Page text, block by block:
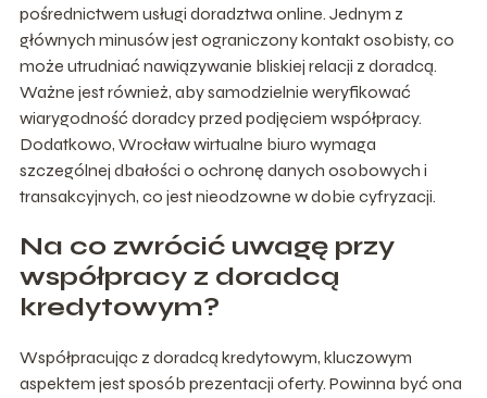
pośrednictwem usługi doradztwa online. Jednym z
głównych minusów jest ograniczony kontakt osobisty, co
może utrudniać nawiązywanie bliskiej relacji z doradcą.
Ważne jest również, aby samodzielnie weryfikować
wiarygodność doradcy przed podjęciem współpracy.
Dodatkowo, Wrocław wirtualne biuro wymaga
szczególnej dbałości o ochronę danych osobowych i
transakcyjnych, co jest nieodzowne w dobie cyfryzacji.
Na co zwrócić uwagę przy
współpracy z doradcą
kredytowym?
Współpracując z doradcą kredytowym, kluczowym
aspektem jest sposób prezentacji oferty. Powinna być ona